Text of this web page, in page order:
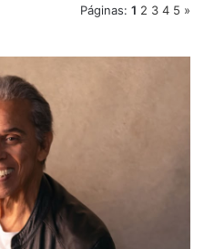
Páginas: 1 2 3 4 5 »